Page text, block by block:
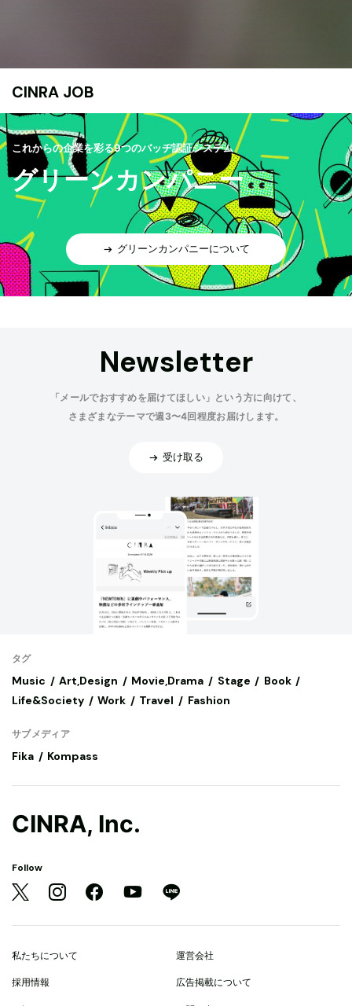
CINRA JOB
これからの企業を彩る9つのバッヂ認証システム
グリーンカンパニー
グリーンカンパニーについて
Newsletter
「メールでおすすめを届けてほしい」という方に向けて、
さまざまなテーマで週3〜4回程度お届けします。
受け取る
タグ
Music Art,Design Movie,Drama Stage
Book
Life&Society
Work Travel Fashion
サブメディア
Fika Kompass
CINRA, Inc.
Follow
私たちについて 運営会社
採用情報 広告掲載について